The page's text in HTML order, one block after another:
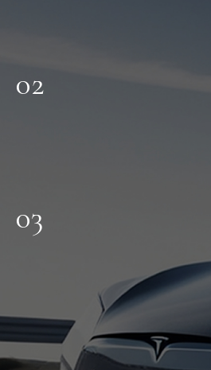
02
03